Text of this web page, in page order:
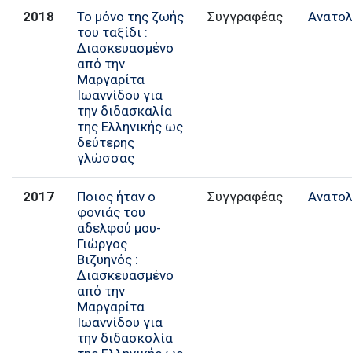
2018
Το μόνο της ζωής
του ταξίδι :
Διασκευασμένο
από την
Μαργαρίτα
Ιωαννίδου για
την διδασκαλία
της Ελληνικής ως
δεύτερης
γλώσσας
Συγγραφέας
2017
Ποιος ήταν ο
φονιάς του
αδελφού μου-
Γιώργος
Βιζυηνός :
Διασκευασμένο
από την
Μαργαρίτα
Ιωαννίδου για
την διδασκσλία
Συγγραφέας